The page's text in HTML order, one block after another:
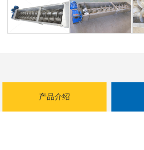
产品介绍